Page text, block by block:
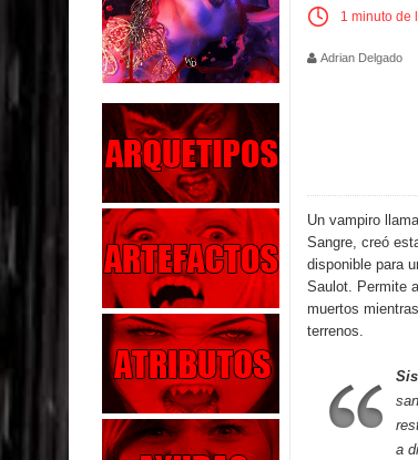
Parte 04: Oídos Sordos
Parte 03: La Traición
Parte 02: Vuelve el Hijo Prodigo
Parte 01: El Comienzo
Parte 01: El Enemigo Interior
Exaltados y Muertos Vivientes
Los Muertos se Levantan (Relato)
Los Monstruos más Buscados
Parte 09: Los Muertos Cuentan
1 minuto de
Adrian Delgado
Un vampiro
Sangre, creó
disponible para
Saulot. Permite
muertos
terrenos.
a